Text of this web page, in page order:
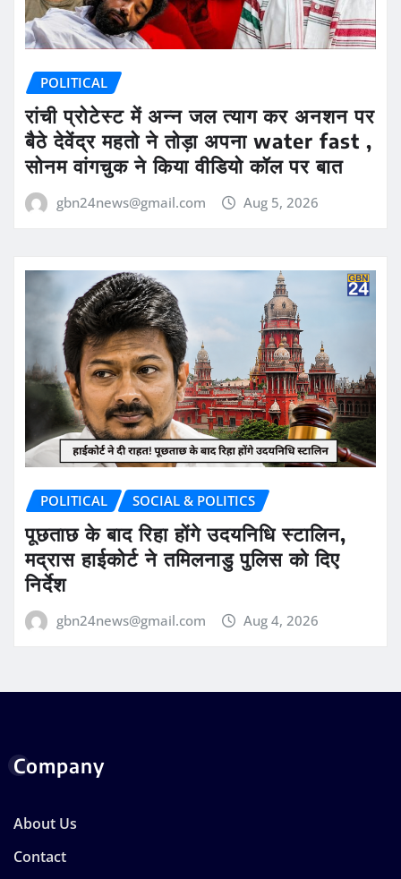
POLITICAL
रांची प्रोटेस्ट में अन्न जल त्याग कर अनशन पर
बैठे देवेंद्र महतो ने तोड़ा अपना water fast ,
सोनम वांगचुक ने किया वीडियो कॉल पर बात
gbn24news@gmail.com Aug 5, 2026
POLITICAL SOCIAL & POLITICS
पूछताछ के बाद रिहा होंगे उदयनिधि स्टालिन,
मद्रास हाईकोर्ट ने तमिलनाडु पुलिस को दिए
निर्देश
gbn24news@gmail.com Aug 4, 2026
Company
About Us
Contact